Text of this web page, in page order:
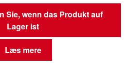
Sie, wenn das Produkt auf
Lager ist
Læs mere